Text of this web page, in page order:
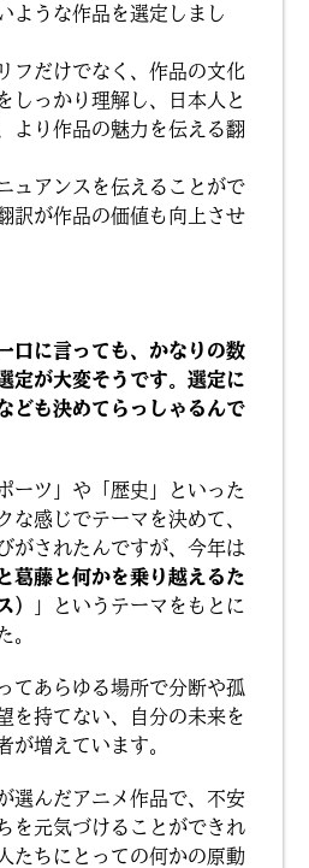
ような作品を選定しまし
フだけでなく、作品の文化
しっかり理解し、日本人と
より作品の魅力を伝える翻
ュアンスを伝えることがで
訳が作品の価値も向上させ
口に言っても、かなりの数
定が大変そうです。選定に
ども決めてらっしゃるんで
ーツ」や「歴史」といった
な感じでテーマを決めて、
がされたんですが、今年は
葛藤と何かを乗り越えるた
）
」というテーマをもとに
。
てあらゆる場所で分断や孤
を持てない、自分の未来を
が増えています。
選んだアニメ作品で、不安
を元気づけることができれ
たちにとっての何かの原動